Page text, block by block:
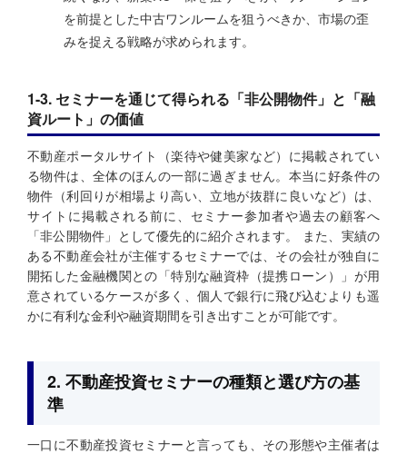
を前提とした中古ワンルームを狙うべきか、市場の歪
みを捉える戦略が求められます。
1-3. セミナーを通じて得られる「非公開物件」と「融
資ルート」の価値
不動産ポータルサイト（楽待や健美家など）に掲載されてい
る物件は、全体のほんの一部に過ぎません。本当に好条件の
物件（利回りが相場より高い、立地が抜群に良いなど）は、
サイトに掲載される前に、セミナー参加者や過去の顧客へ
「非公開物件」として優先的に紹介されます。 また、実績の
ある不動産会社が主催するセミナーでは、その会社が独自に
開拓した金融機関との「特別な融資枠（提携ローン）」が用
意されているケースが多く、個人で銀行に飛び込むよりも遥
かに有利な金利や融資期間を引き出すことが可能です。
2. 不動産投資セミナーの種類と選び方の基
準
一口に不動産投資セミナーと言っても、その形態や主催者は